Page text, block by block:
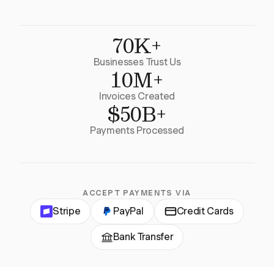
70K+
Businesses Trust Us
10M+
Invoices Created
$50B+
Payments Processed
ACCEPT PAYMENTS VIA
Stripe PayPal Credit Cards
Bank Transfer